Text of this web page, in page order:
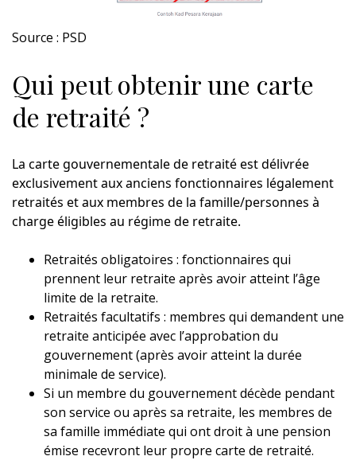
Source : PSD
Qui peut obtenir une carte
de retraité ?
La carte gouvernementale de retraité est délivrée
exclusivement aux anciens fonctionnaires légalement
retraités et aux membres de la famille/personnes à
charge éligibles au régime de retraite.
Retraités obligatoires : fonctionnaires qui
prennent leur retraite après avoir atteint l’âge
limite de la retraite.
Retraités facultatifs : membres qui demandent une
retraite anticipée avec l’approbation du
gouvernement (après avoir atteint la durée
minimale de service).
Si un membre du gouvernement décède pendant
son service ou après sa retraite, les membres de
sa famille immédiate qui ont droit à une pension
émise recevront leur propre carte de retraité.